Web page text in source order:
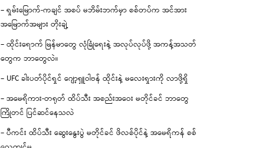
– ရှမ်းမြောက်-ကချင် အစပ် မဘိမ်းဘက်မှာ စစ်တပ်က အင်အား
အမြောက်အများ တိုးချဲ့
– ထိုင်းရောက် မြန်မာတွေ လုံခြုံရေးနဲ့ အလုပ်လုပ်ဖို့ အကန့်အသတ်
တွေက ဘာတွေလဲ။
– UFC ခါးပတ်ပိုင်ရှင် ဂျော့ရှူဝါဗန် ထိုင်းနဲ့ မလေးရှားကို လာဖို့ရှိ
– အမေရိကား-တရုတ် ထိပ်သီး အစည်းအဝေး မတိုင်ခင် ဘာတွေ
ကြိုတင် ပြင်ဆင်နေသလဲ
– ပီကင်း ထိပ်သီး ဆွေးနွေးပွဲ မတိုင်ခင် ဖိလစ်ပိုင်နဲ့ အမေရိကန် စစ်